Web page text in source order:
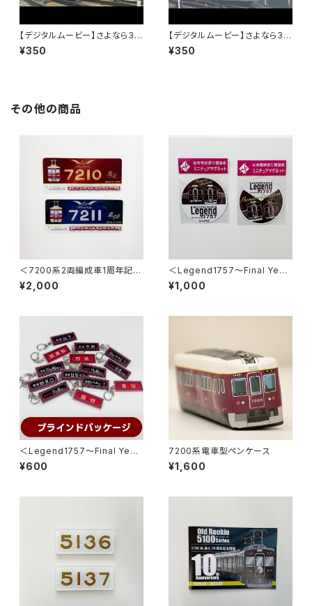
【デジタルムービー】さよなら31
00系～僕は君を忘れない～PA
RT-3
¥350
【デジタルムービー】さよなら31
00系～僕は君を忘れない～PA
RT-4
¥350
その他の商品
＜7200系2両編成車1周年記念
＞車内掲出プレート2枚セット
¥2,000
＜Legend1757～Final Year
2026～＞ミニチュアマグネット
2枚セット
¥1,000
＜Legend1757～Final Year
2026～＞ 側面方向幕キーホル
ダー※ブラインドパッケージ※
¥600
7200系電車型ペンケース
¥1,600